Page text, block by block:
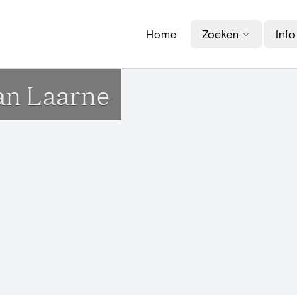
Home Zoeken Info
Laarne